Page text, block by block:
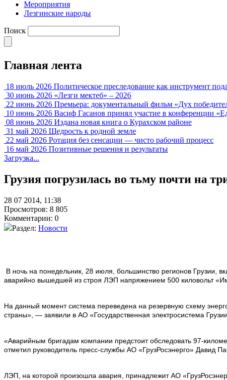
Мероприятия
Лезгинские народы
Поиск
Главная лента
18 июль 2026 Политическое преследование как инструмент
30 июнь 2026 «Лезги мектеб» – 2026
22 июнь 2026 Премьера: документальный фильм «Дух
10 июнь 2026 Васиф Гасанов принял участие в конференции
08 июнь 2026 Издана новая книга о Курахском районе
31 май 2026 Щедрость к родной земле
22 май 2026 Ротация без сенсации — чисто рабочий процесс
16 май 2026 Позитивные решения и результаты
Загрузка...
Грузия погрузилась во тьму почти на
28 07 2014, 11:38
Просмотров: 8 805
Комментарии: 0
Раздел: Новости
В ночь на понедельник, 28 июля, большинство регионов Грузии,
аварийно вышедшей из строя ЛЭП напряжением 500 киловольт
На данный момент система переведена на резервную схему
страны», — заявили в АО «Государственная электросистема
«Аварийным бригадам компании предстоит обследовать 97-
отметил руководитель пресс-службы АО «ГрузРосэнерго» Давид
ЛЭП, на которой произошла авария, принадлежит АО